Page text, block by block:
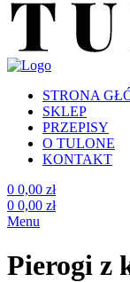
STRONA
SKLEP
PRZEPISY
O TULONE
KONTAKT
0 0,00 zł
0 0,00 zł
Menu
Pierogi z